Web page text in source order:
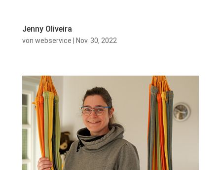
Jenny Oliveira
von webservice Nov. 30, 2022